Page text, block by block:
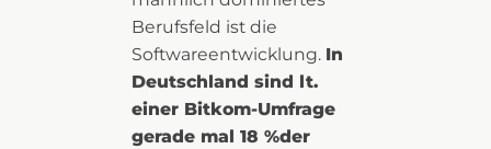
Berufsfeld ist die
Softwareentwicklung. In
Deutschland sind lt.
einer Bitkom-Umfrage
gerade mal 18 %der